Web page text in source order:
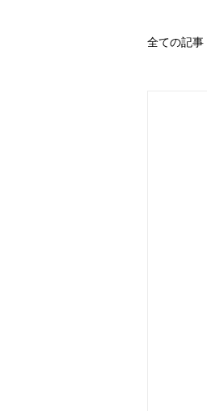
全ての記事